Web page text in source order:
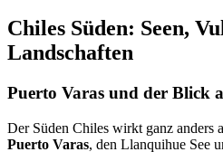
Chiles Süden: Seen,
Landschaften
Puerto Varas und der Blick
Der Süden Chiles wirkt ganz anders
Puerto Varas, den Llanquihue See